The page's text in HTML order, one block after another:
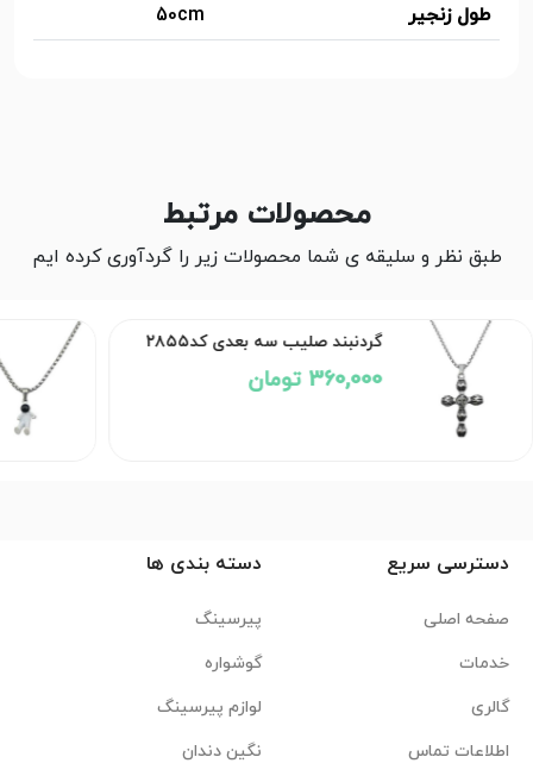
طول زنجیر
50cm
محصولات مرتبط
طبق نظر و سلیقه ی شما محصولات زیر را گردآوری کرده ایم
بعدی کد۲۸۵۵ گردنبند فضانورد سفید کد۲۸۵۴
دسترسی سریع
صفحه اصلی
خدمات
گالری
اطلاعات تماس
دسته بندی ها
پیرسینگ
گوشواره
لوازم پیرسینگ
نگین دندان